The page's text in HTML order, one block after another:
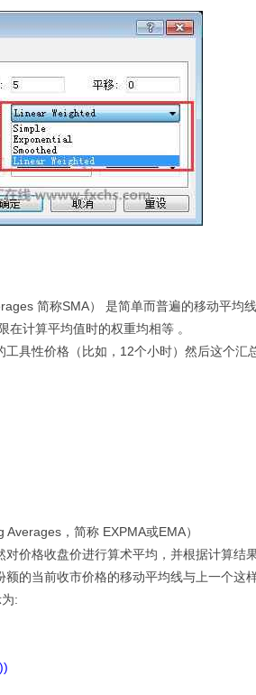
简称SMA） 是简单而普遍的移动平均
计算平均值时的权重均相等 。
具性价格（比如，12个小时）然后这个汇
，简称 EXPMA或EMA）
价格收盘价进行算术平均，并根据计算结
的当前收市价格的移动平均线与上一个这
: